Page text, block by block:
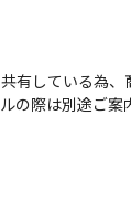
有している為
の際は別途ご案